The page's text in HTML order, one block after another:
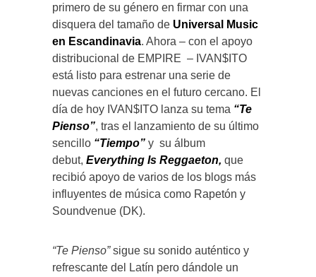
primero de su género en firmar con una
disquera del tamaño de Universal Music
en Escandinavia. Ahora – con el apoyo
distribucional de EMPIRE – IVAN$ITO
está listo para estrenar una serie de
nuevas canciones en el futuro cercano. El
día de hoy IVAN$ITO lanza su tema “Te
Pienso”, tras el lanzamiento de su último
sencillo “Tiempo” y su álbum
debut, Everything Is Reggaeton, que
recibió apoyo de varios de los blogs más
influyentes de música como Rapetón y
Soundvenue (DK).
“Te Pienso”sigue su sonido auténtico y
refrescante del Latín pero dándole un